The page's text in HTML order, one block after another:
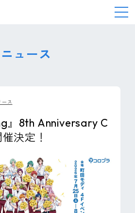
ニュース
ース
』8th Anniversary C
決定！